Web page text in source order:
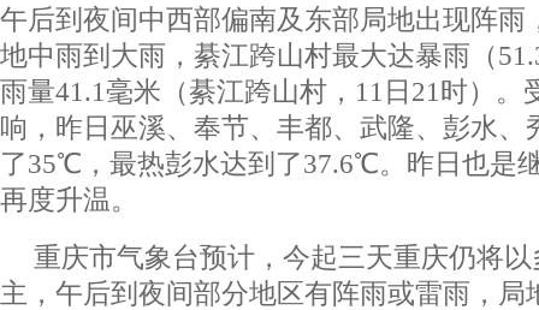
午后到夜间中西部偏南及东部局地出现阵雨
地中雨到大雨，綦江跨山村最大达暴雨（
雨量41.1毫米（綦江跨山村，11日21时）。
响，昨日巫溪、奉节、丰都、武隆、彭水、
了35℃，最热彭水达到了37.6℃。昨日也是
再度升温。
重庆市气象台预计，今起三天重庆仍将
主，午后到夜间部分地区有阵雨或雷雨，局